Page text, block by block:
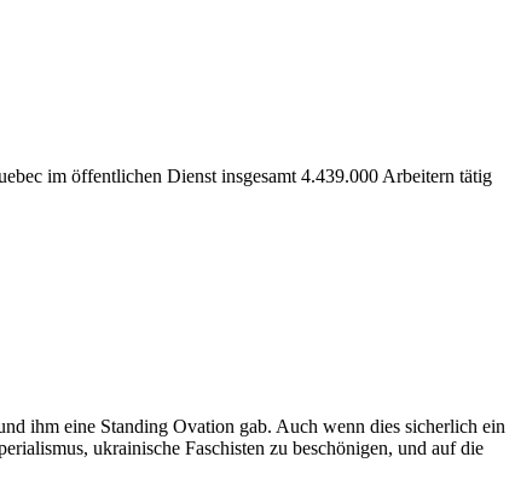
im öffentlichen Dienst insgesamt 4.439.000 Arbeitern tätig
ihm eine Standing Ovation gab. Auch wenn dies sicherlich ein
ukrainische Faschisten zu beschönigen, und auf die